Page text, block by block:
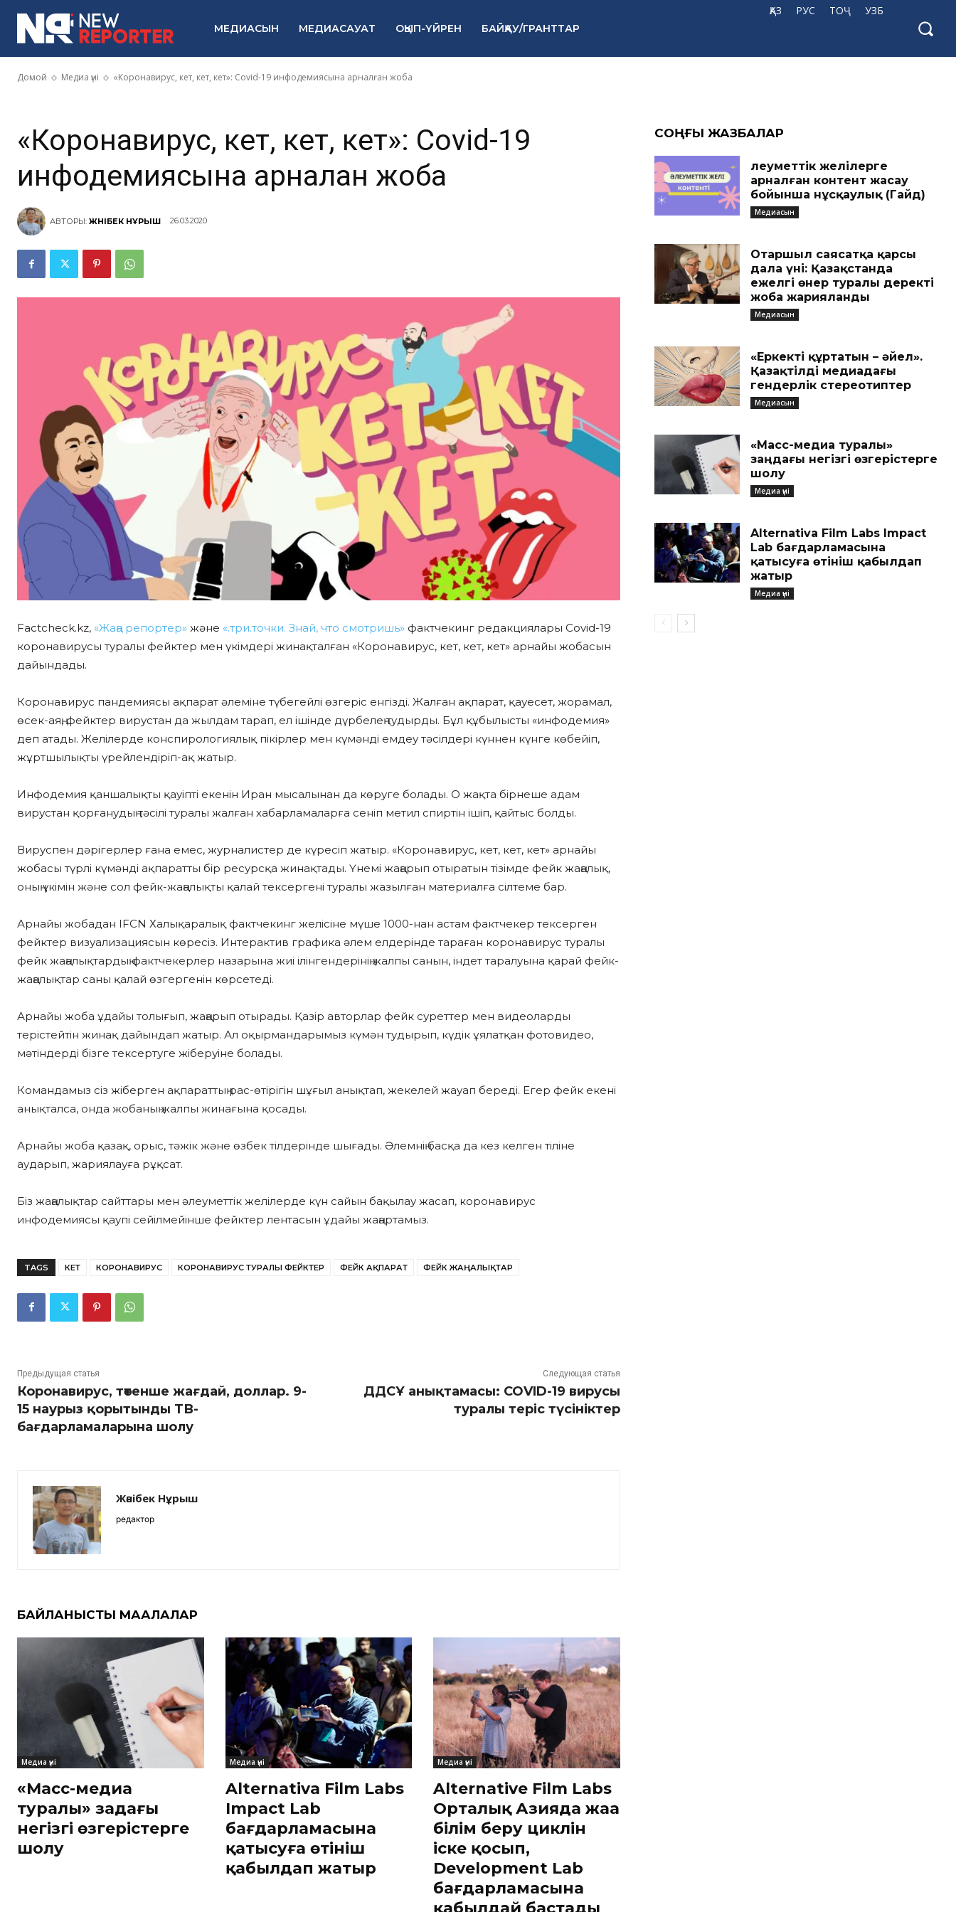
ҚАЗ РУС ТОҶ УЗБ
МЕДИАСЫН МЕДИАСАУАТ ОҚЫП-ҮЙРЕН БАЙҚАУ/ГРАНТТАР
Домой Медиа үні «Коронавирус, кет, кет, кет»: Covid-19 инфодемиясына арналған жоба
арналған жоба
«Коронавирус, кет, кет, кет»: Covid-19
инфодемиясына арналған жоба
АВТОРЫ: ЖӘНІБЕК НҰРЫШ 26.03.2020
Factcheck.kz, «Жаңа репортер» және «.три.точки. Знай, что смотришь» фактчекинг редакциялары Covid-19
коронавирусы туралы фейктер мен үкімдері жинақталған «Коронавирус, кет, кет, кет» арнайы жобасын
дайындады.
Коронавирус пандемиясы ақпарат әлеміне түбегейлі өзгеріс енгізді. Жалған ақпарат, қауесет, жорамал,
өсек-аяң, фейктер вирустан да жылдам тарап, ел ішінде дүрбелең тудырды. Бұл құбылысты «инфодемия»
деп атады. Желілерде конспирологиялық пікірлер мен күмәнді емдеу тәсілдері күннен күнге көбейіп,
жұртшылықты үрейлендіріп-ақ жатыр.
Инфодемия қаншалықты қауіпті екенін Иран мысалынан да көруге болады. О жақта бірнеше адам
вирустан қорғанудың тәсілі туралы жалған хабарламаларға сеніп метил спиртін ішіп, қайтыс болды.
Вируспен дәрігерлер ғана емес, журналистер де күресіп жатыр. «Коронавирус, кет, кет, кет» арнайы
жобасы түрлі күмәнді ақпаратты бір ресурсқа жинақтады. Үнемі жаңарып отыратын тізімде фейк жаңалық,
оның үкімін және сол фейк-жаңалықты қалай тексергені туралы жазылған материалға сілтеме бар.
Арнайы жобадан IFCN Халықаралық фактчекинг желісіне мүше 1000-нан астам фактчекер тексерген
фейктер визуализациясын көресіз. Интерактив графика әлем елдерінде тараған коронавирус туралы
фейк жаңалықтардың фактчекерлер назарына жиі ілінгендерінің жалпы санын, індет таралуына қарай фейк-
жаңалықтар саны қалай өзгергенін көрсетеді.
Арнайы жоба ұдайы толығып, жаңарып отырады. Қазір авторлар фейк суреттер мен видеоларды
терістейтін жинақ дайындап жатыр. Ал оқырмандарымыз күмән тудырып, күдік ұялатқан фотовидео,
мәтіндерді бізге тексертуге жіберуіне болады.
Командамыз сіз жіберген ақпараттың рас-өтірігін шұғыл анықтап, жекелей жауап береді. Егер фейк екені
анықталса, онда жобаның жалпы жинағына қосады.
Арнайы жоба қазақ, орыс, тәжік және өзбек тілдерінде шығады. Әлемнің басқа да кез келген тіліне
аударып, жариялауға рұқсат.
Біз жаңалықтар сайттары мен әлеуметтік желілерде күн сайын бақылау жасап, коронавирус
инфодемиясы қаупі сейілмейінше фейктер лентасын ұдайы жаңартамыз.
TAGS КЕТ КОРОНАВИРУС КОРОНАВИРУС ТУРАЛЫ ФЕЙКТЕР ФЕЙК АҚПАРАТ ФЕЙК ЖАҢАЛЫҚТАР
Предыдущая статья
Коронавирус, төтенше жағдай, доллар. 9-
15 наурыз қорытынды ТВ-
бағдарламаларына шолу
Следующая статья
ДДСҰ анықтамасы: COVID-19 вирусы
туралы теріс түсініктер
Жәнібек Нұрыш
редактор
БАЙЛАНЫСТЫ МАҚАЛАЛАР
Медиа үні
«Масс-медиа
туралы» заңдағы
негізгі өзгерістерге
шолу
Медиа үні
Alternativa Film Labs
Impact Lab
бағдарламасына
қатысуға өтініш
қабылдап жатыр
Медиа үні
Alternative Film Labs
Орталық Азияда жаңа
білім беру циклін
іске қосып,
Development Lab
бағдарламасына
қабылдай бастады
CОҢҒЫ ЖАЗБАЛАР
Әлеуметтік желілерге
арналған контент жасау
бойынша нұсқаулық (Гайд)
Медиасын
Отаршыл саясатқа қарсы
дала үні: Қазақстанда
ежелгі өнер туралы деректі
жоба жарияланды
Медиасын
«Еркекті құртатын – әйел».
Қазақтілді медиадағы
гендерлік стереотиптер
Медиасын
«Масс-медиа туралы»
заңдағы негізгі өзгерістерге
шолу
Медиа үні
Alternativa Film Labs Impact
Lab бағдарламасына
қатысуға өтініш қабылдап
жатыр
Медиа үні